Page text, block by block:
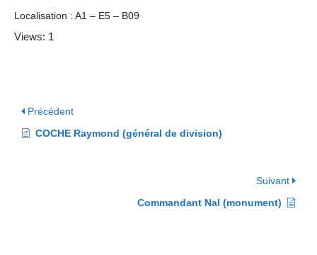
Localisation : A1 – E5 – B09
Views: 1
Précédent
COCHE Raymond (général de division)
Suivant
Commandant Nal (monument)